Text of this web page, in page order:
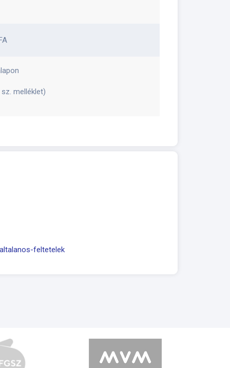
melléklet)
feltetelek